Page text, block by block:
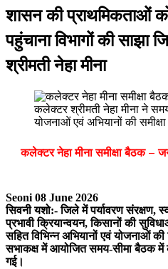
शासन की प्राथमिकताओं
पहुंचाना विभागों की साझा
श्रीमती नेहा मीना
कलेक्टर श्रीमती नेहा मीना ने
योजनाओं एवं अभियानों की
कलेक्टर नेहा मीना समीक्षा बैठक –
Seoni 08 June 2026
सिवनी यशो:- जिले में पर्यावरण संरक्षण,
प्रभावी क्रियान्वयन, किसानों की
सहित विभिन्न अभियानों एवं योजनाओं
सभाकक्ष में आयोजित समय-सीमा बैठक में
गई।